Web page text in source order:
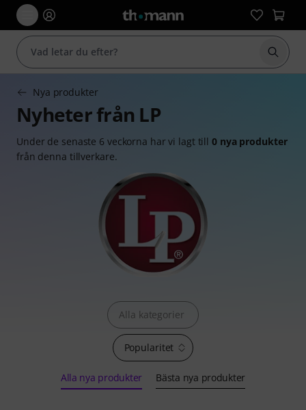
Börja
Nya produkter
Nyheter från LP
Under de senaste 6 veckorna har vi lagt till0 nya produkter
från denna tillverkare.
Popularitet
Alla kategorier
Alla nya produkter Bästa nya produkter